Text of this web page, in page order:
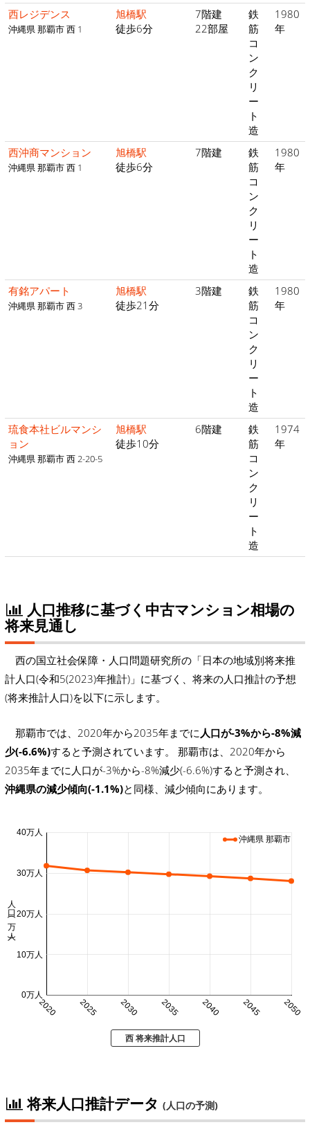
西レジデンス
沖縄県 那覇市 西 1
旭橋駅
徒歩6分
7階建
22部屋
鉄
筋
コ
ン
ク
リ
ー
ト
造
1980
年
西沖商マンション
沖縄県 那覇市 西 1
旭橋駅
徒歩6分
7階建
鉄
筋
コ
ン
ク
リ
ー
ト
造
1980
年
有銘アパート
沖縄県 那覇市 西 3
旭橋駅
徒歩21分
3階建
鉄
筋
コ
ン
ク
リ
ー
ト
造
1980
年
琉食本社ビルマンシ
ョン
沖縄県 那覇市 西 2-20-5
旭橋駅
徒歩10分
6階建
鉄
筋
コ
ン
ク
リ
ー
ト
造
1974
年
人口推移に基づく中古マンション相場の
将来見通し
西の国立社会保障・人口問題研究所の「日本の地域別将来推
計人口(令和5(2023)年推計)」に基づく、将来の人口推計の予想
(将来推計人口)を以下に示します。
那覇市では、2020年から2035年までに 人口が-3%から-8%減
少(-6.6%)すると予測されています。 那覇市は、2020年から
2035年までに人口が-3%から-8%減少(-6.6%)すると予測され、
沖縄県の減少傾向(-1.1%)と同様、減少傾向にあります。
2020 2025 2030 2035 2040 2045 2050
0万人
10万人
20万人
30万人
40万人
人口 (万人)
沖縄県 那覇市
西 将来推計人口
将来人口推計データ (人口の予測)